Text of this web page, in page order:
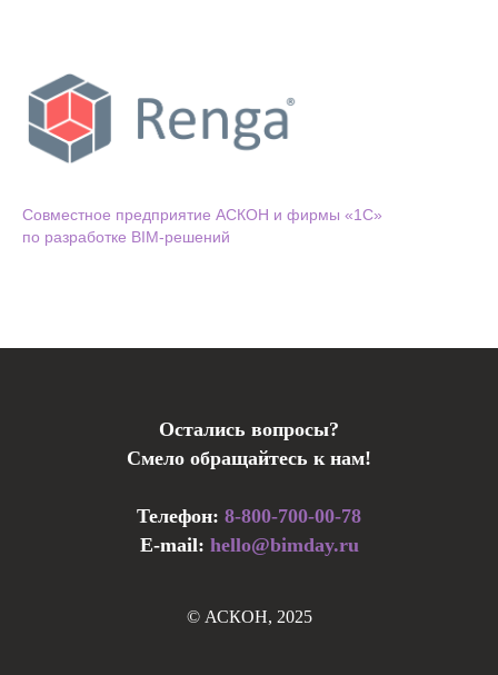
Cовместное предприятие АСКОН и фирмы «1С»
по разработке BIM-решений
Остались вопросы?
Смело обращайтесь к нам!
Телефон: 8-800-700-00-78
E-mail: hello@bimday.ru
© АСКОН, 2025